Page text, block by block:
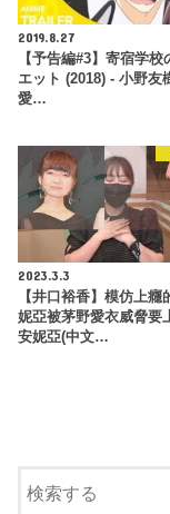
2019.8.27
【予告編#3】寄宿学校
エット (2018) - 小野友
愛…
2023.3.3
【井口裕香】模仿上癮
妮亞被茅野愛衣威脅要
安妮亞(中文…